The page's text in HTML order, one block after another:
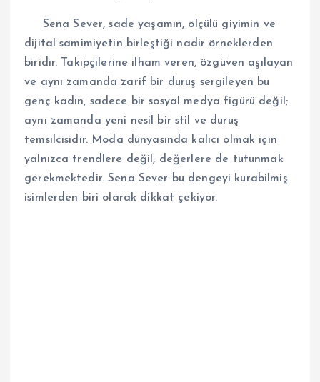
Sena Sever, sade yaşamın, ölçülü giyimin ve
dijital samimiyetin birleştiği nadir örneklerden
biridir. Takipçilerine ilham veren, özgüven aşılayan
ve aynı zamanda zarif bir duruş sergileyen bu
genç kadın, sadece bir sosyal medya figürü değil;
aynı zamanda yeni nesil bir stil ve duruş
temsilcisidir. Moda dünyasında kalıcı olmak için
yalnızca trendlere değil, değerlere de tutunmak
gerekmektedir. Sena Sever bu dengeyi kurabilmiş
isimlerden biri olarak dikkat çekiyor.